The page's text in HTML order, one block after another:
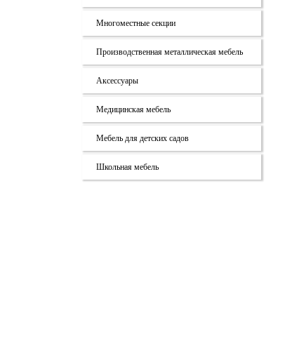
Многоместные секции
Производственная металлическая мебель
Аксессуары
Медицинская мебель
Мебель для детских садов
Школьная мебель